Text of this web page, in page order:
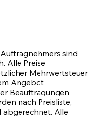
sind
Alle Preise
Mehrwertsteuer
Angebot
Beauftragungen
nach Preisliste,
abgerechnet. Alle